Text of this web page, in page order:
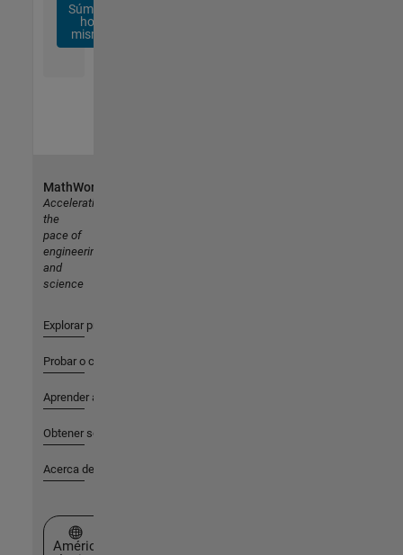
Súmese
hoy
mismo
MathWorks
Accelerating
the
pace of
engineering
and
science
Explorar productos
Probar o comprar
Aprender a utilizar
Obtener soporte
Acerca de MathWorks
Seleccione un país/idioma
América